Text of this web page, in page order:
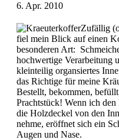
6. Apr. 2010
Zufällig
fiel mein Blick auf einen
besonderen Art:
hochwertige Verarbeitung
kleinteilig organsiertes
das Richtige für meine
Bestellt, bekommen,
Prachtstück! Wenn ich
die Holzdeckel von den
nehme, eröffnet sich ein
Augen und Nase.